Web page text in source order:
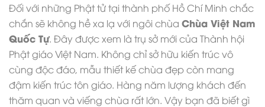
Đối với những Phật tử tại thành phố Hồ Chí Minh chắc
chắn sẽ không hề xa lạ với ngôi chùa Chùa Việt Nam
Quốc Tự. Đây được xem là trụ sở mới của Thành hội
Phật giáo Việt Nam. Không chỉ sở hữu kiến trúc vô
cùng độc đáo, mẫu thiết kế chùa đẹpcòn mang
đậm kiến trúc tôn giáo. Hàng năm lượng khách đến
thăm quan và viếng chùa rất lớn. Vậy bạn đã biết gì